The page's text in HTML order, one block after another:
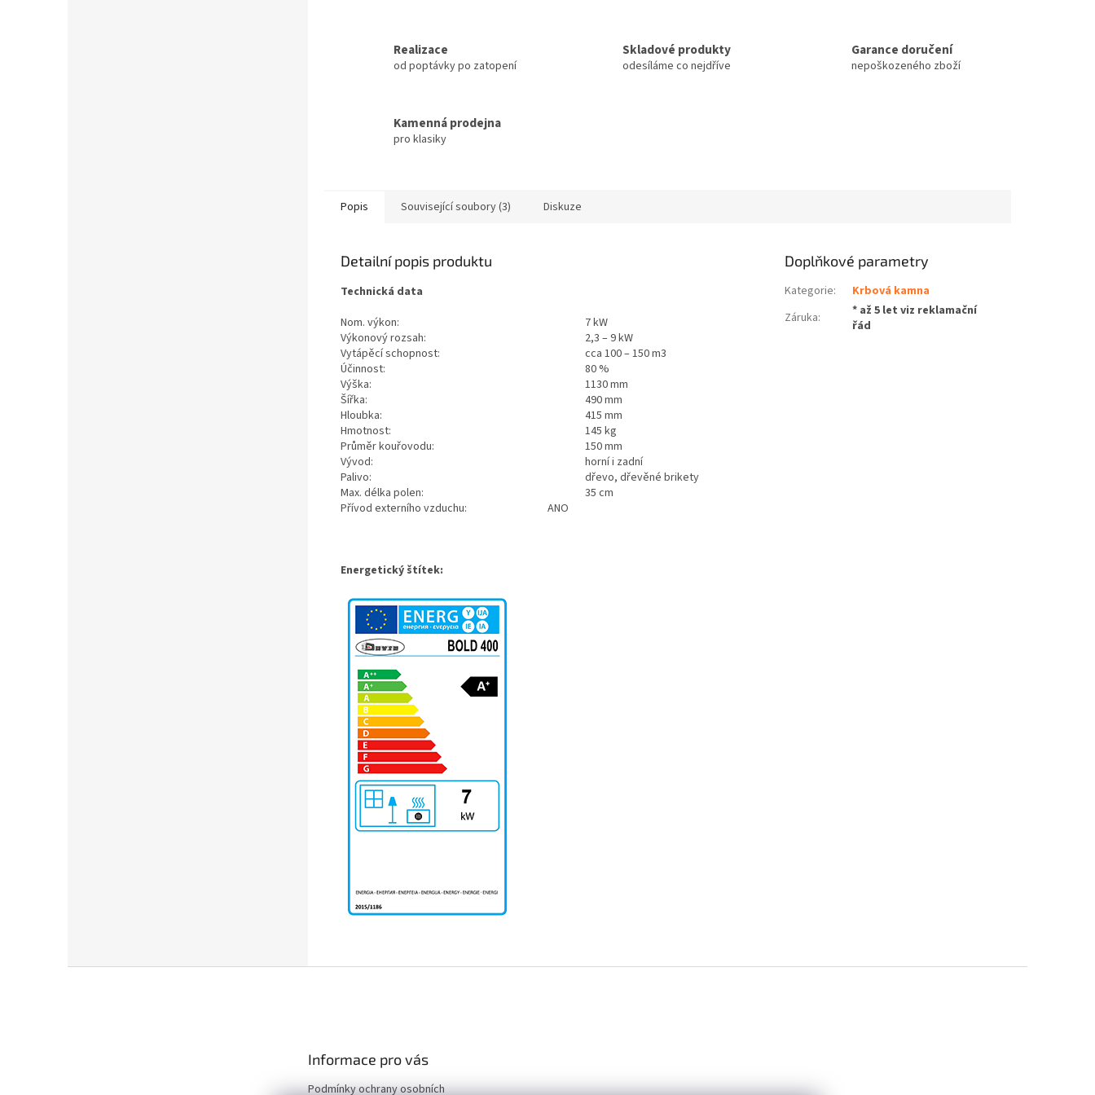
Realizace
od poptávky po zatopení
Skladové produkty
odesíláme co nejdříve
Garance doručení
nepoškozeného zboží
Kamenná prodejna
pro klasiky
Popis Související soubory (3) Diskuze
Detailní popis produktu
Technická data
Nom. výkon:
7 kW
Výkonový rozsah:
2,3 – 9 kW
Vytápěcí schopnost:
cca 100 – 150 m3
Účinnost:
80 %
Výška:
1130 mm
Šířka:
490 mm
Hloubka:
415 mm
Hmotnost:
145 kg
Průměr kouřovodu:
150 mm
Vývod:
horní i zadní
Palivo:
dřevo, dřevěné brikety
Max. délka polen:
35 cm
Přívod externího vzduchu: ANO
Energetický štítek:
Doplňkové parametry
Kategorie:
Krbová kamna
Záruka:
* až 5 let viz reklamační
řád
Informace pro vás
Podmínky ochrany osobních